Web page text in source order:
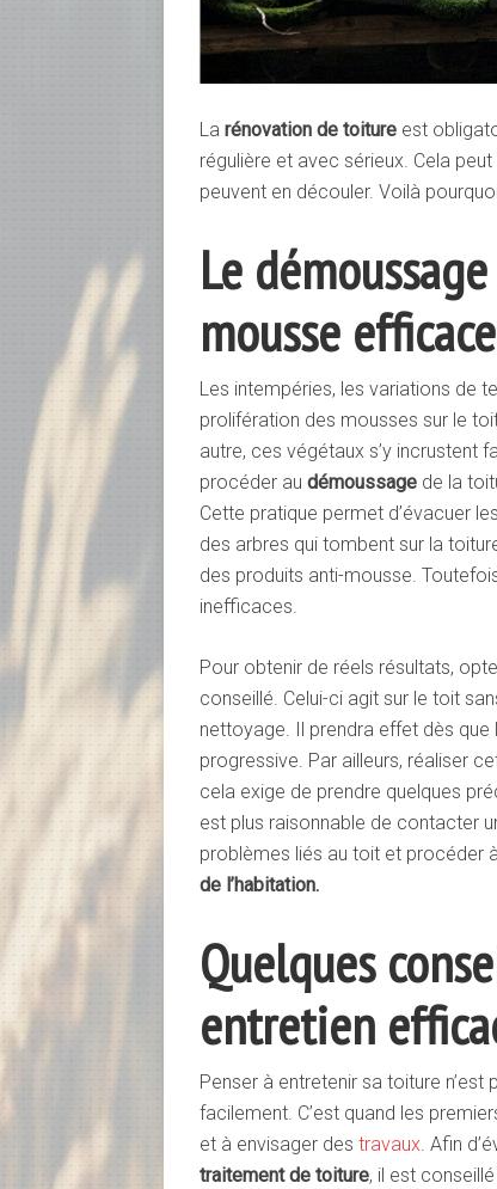
La rénovation de toiture est
régulière et avec sérieux. Cela
peuvent en découler. Voilà
Le
mousse efficace
Les intempéries, les variations de
prolifération des mousses sur le
autre, ces végétaux s’y incrustent
procéder au démoussage de la
Cette pratique permet d’évacuer
des arbres qui tombent sur la
des produits anti-mousse.
inefficaces.
Pour obtenir de réels résultats,
conseillé. Celui-ci agit sur le toit
nettoyage. Il prendra effet dès
progressive. Par ailleurs, réaliser
cela exige de prendre quelques
est plus raisonnable de contacter
problèmes liés au toit et procéder
de l’habitation.
Quelques
entretien
Penser à entretenir sa toiture
facilement. C’est quand les
et à envisager des travaux. Afin
traitement de toiture, il est